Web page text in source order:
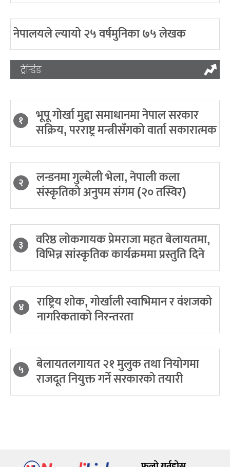
नेपालयले ल्यायो २५ वर्षमुनिका ७५ लेखक
ट्रेन्डिङ
१ भूपू गोर्खा मुद्दा समाधानमा नेपाल सरकार
सक्रिय, परराष्ट्र मन्त्रीसँगको वार्ता सकारात्मक
२ लन्डनमा गुल्मेली भेला, नेपाली कला
संस्कृतिको अनुपम संगम (२० तस्विर)
३ वरिष्ठ लोकगायक प्रेमराजा महत बेलायतमा,
विभिन्न सांस्कृतिक कार्यक्रममा प्रस्तुति दिने
४ राष्ट्रिय शोक, गोर्खाली स्वाभिमान र वंशजको
नागरिकताको निरन्तरता
५ बेलायतलगायत २१ मुलुक तथा नियोगमा
राजदूत नियुक्त गर्ने सरकारको तयारी